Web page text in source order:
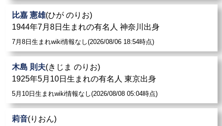
比嘉 憲雄(ひが のりお)
1944年7月8日生まれの有名人 神奈川出身
7月8日生まれwiki情報なし(2026/08/06 18:54時点)
木島 則夫(きじま のりお)
1925年5月10日生まれの有名人 東京出身
5月10日生まれwiki情報なし(2026/08/08 05:04時点)
莉音(りおん)